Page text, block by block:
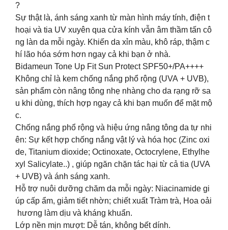
?
Sự thật là, ánh sáng xanh từ màn hình máy tính, điện t
hoại và tia UV xuyên qua cửa kính vẫn âm thầm tấn cô
ng làn da mỗi ngày. Khiến da xỉn màu, khô ráp, thậm c
hí lão hóa sớm hơn ngay cả khi bạn ở nhà.
Bidameun Tone Up Fit Sun Protect SPF50+/PA++++
Không chỉ là kem chống nắng phổ rộng (UVA + UVB),
sản phẩm còn nâng tông nhẹ nhàng cho da rạng rỡ sa
u khi dùng, thích hợp ngay cả khi bạn muốn để mặt mộ
c.
Chống nắng phổ rộng và hiệu ứng nâng tông da tự nhi
ên: Sự kết hợp chống nắng vật lý và hóa học (Zinc oxi
de, Titanium dioxide; Octinoxate, Octocrylene, Ethylhe
xyl Salicylate..) , giúp ngăn chặn tác hại từ cả tia (UVA
+ UVB) và ánh sáng xanh.
Hỗ trợ nuôi dưỡng chăm da mỗi ngày: Niacinamide gi
úp cấp ẩm, giảm tiết nhờn; chiết xuất Tràm trà, Hoa oải
hương làm dịu và kháng khuẩn.
Lớp nền mịn mượt: Dễ tán, không bết dính.